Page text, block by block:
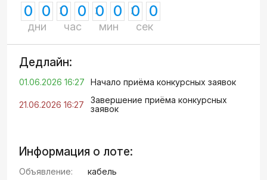
0 0
дни
0 0
час
0 0
мин
0 0
сек
Дедлайн:
01.06.2026 16:27 Начало приёма конкурсных заявок
21.06.2026 16:27
Завершение приёма конкурсных
заявок
Информация о лоте:
Объявление:
кабель